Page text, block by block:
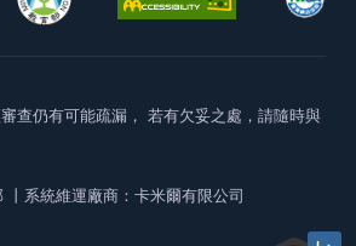
查仍有可能疏漏， 若有欠妥之處，請隨時與
丨系統維運廠商：卡米爾有限公司